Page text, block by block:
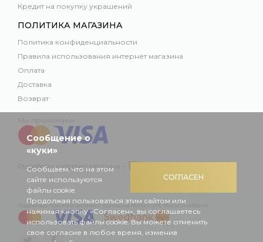
Кредит на покупку украшений
ПОЛИТИКА МАГАЗИНА
Политика конфиденциальности
Правила использования интернет магазина
Оплата
Доставка
Возврат
Разработка интернет-магазина –
Надежные покупки онлайн с помощью Mastercard, Visa и Swedbank
СОГЛАСЕН
Сообщение о
«куки»
Сообщаем, что на этом
сайте используются
файлы cookie.
Продолжая пользоваться этим сайтом или
нажимая кнопку «Согласен», вы соглашаетесь
использовать файлы cookie. Вы можете отменить
свое согласие в любое время, изменив